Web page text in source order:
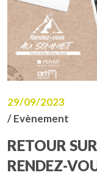
29/09/2023
/ Evènement
RETOUR
RENDEZ-